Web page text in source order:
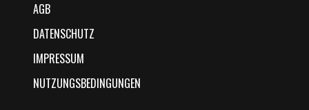
AGB
DATENSCHUTZ
IMPRESSUM
NUTZUNGSBEDINGUNGEN